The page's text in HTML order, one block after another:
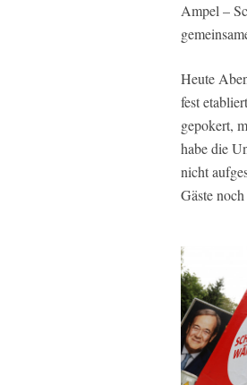
Ampel –
Heute
fest
gepokert,
habe die
nicht
Gäste